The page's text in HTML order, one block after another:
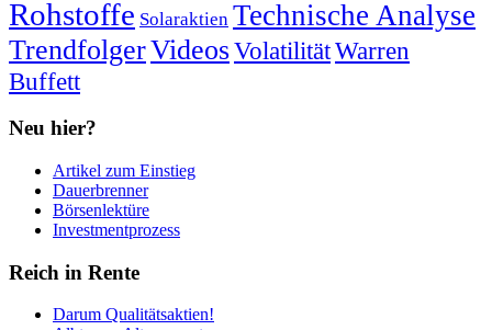
Rohstoffe Solaraktien Technische Analyse
TrendfolgerVideosVolatilitätWarren
Buffett
Neu hier?
Artikel zum Einstieg
Dauerbrenner
Börsenlektüre
Investmentprozess
Reich in Rente
Darum Qualitätsaktien!